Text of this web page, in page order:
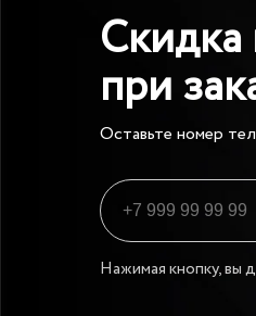
при
Оставьте номер
Нажимая кнопку, вы